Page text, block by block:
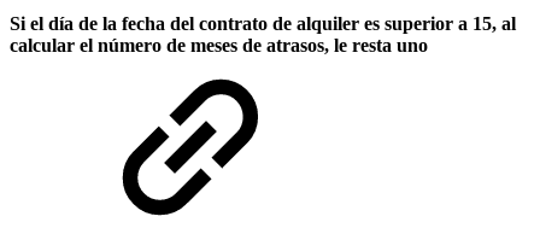
Si el día de la fecha del contrato de alquiler es superior a 15, al
calcular el número de meses de atrasos, le resta uno